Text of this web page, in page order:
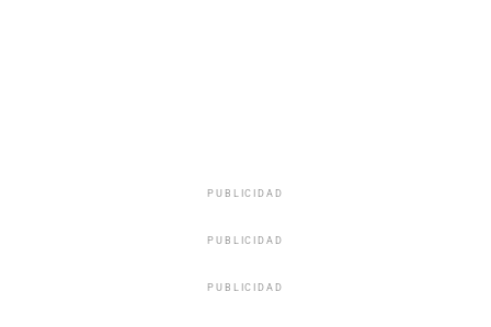
PUBLICIDAD
PUBLICIDAD
PUBLICIDAD